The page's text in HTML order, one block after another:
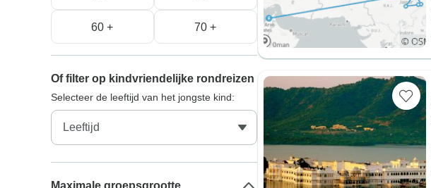
60 + 70 +
Of filter op kindvriendelijke rondreizen
Selecteer de leeftijd van het jongste kind:
Maximale groepsgrootte